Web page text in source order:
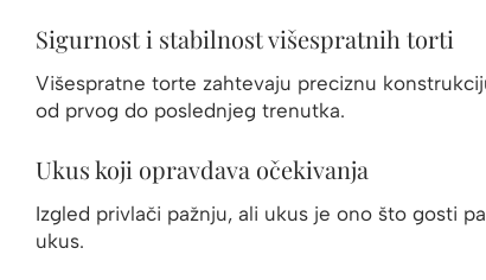
Sigurnost i stabilnost višespratnih torti
Višespratne torte zahtevaju preciznu
od prvog do poslednjeg trenutka.
Ukus koji opravdava očekivanja
Izgled privlači pažnju, ali ukus je ono što gosti
ukus.